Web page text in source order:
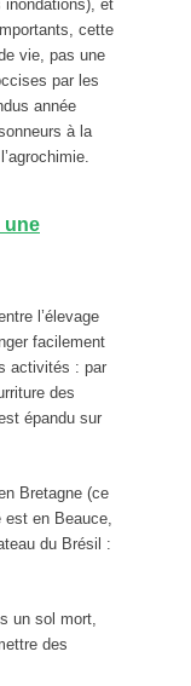
inondations), et
cette
vie, pas une
par les
année
à la
une
l’élevage
facilement
activités : par
des
épandu sur
Bretagne (ce
est en Beauce,
du Brésil :
un sol mort,
des